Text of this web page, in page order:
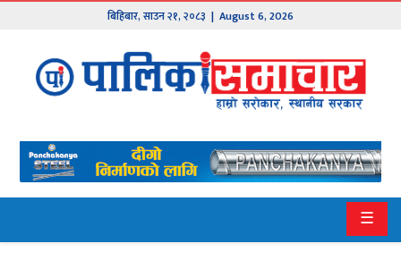
बिहिबार,साउन२१,२०८३ | August 6, 2026
मुख्य
समाचार
हाम्रो
पालिका
१
☰